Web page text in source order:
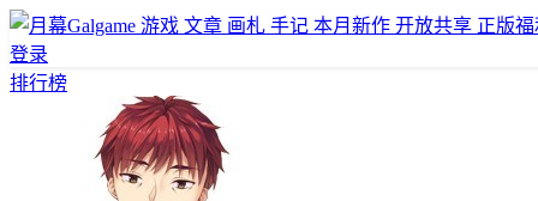
游戏 文章 画札 手记 本月新作 开放共享 正版
登录
排行榜